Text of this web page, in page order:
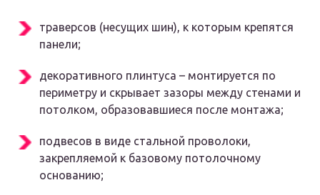
траверсов (несущих шин), к которым крепятся
панели;
декоративного плинтуса – монтируется по
периметру и скрывает зазоры между стенами и
потолком, образовавшиеся после монтажа;
подвесов в виде стальной проволоки,
закрепляемой к базовому потолочному
основанию;